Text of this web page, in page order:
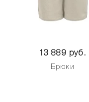
13 889 руб.
Брюки